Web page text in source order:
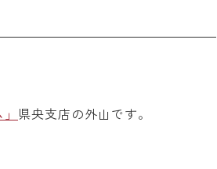
県央支店の外山です。